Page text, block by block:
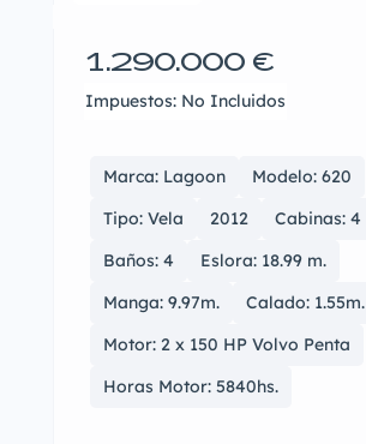
1.290.000 €
Impuestos: No Incluidos
Marca: Lagoon
Modelo: 620
Tipo: Vela
2012
Cabinas: 4
Baños: 4
Eslora: 18.99 m.
Manga: 9.97m.
Calado: 1.55m.
Motor: 2 x 150 HP Volvo Penta
Horas Motor: 5840hs.